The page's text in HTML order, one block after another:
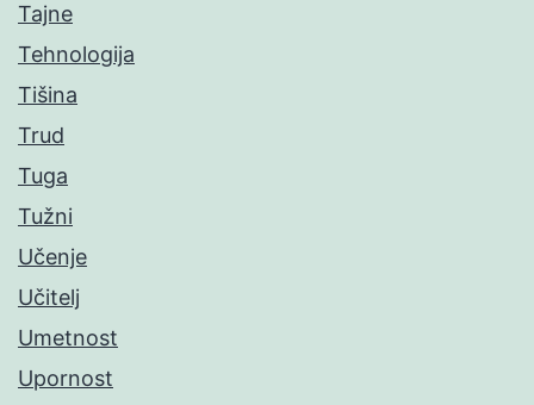
Tajne
Tehnologija
Tišina
Trud
Tuga
Tužni
Učenje
Učitelj
Umetnost
Upornost